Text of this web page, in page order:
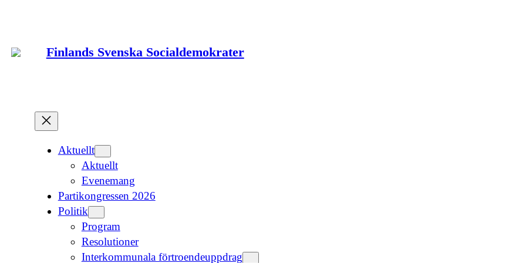
Finlands Svenska Socialdemokrater
Aktuellt
Aktuellt
Evenemang
Partikongressen 2026
Politik
Program
Resolutioner
Interkommunala förtroendeuppdrag